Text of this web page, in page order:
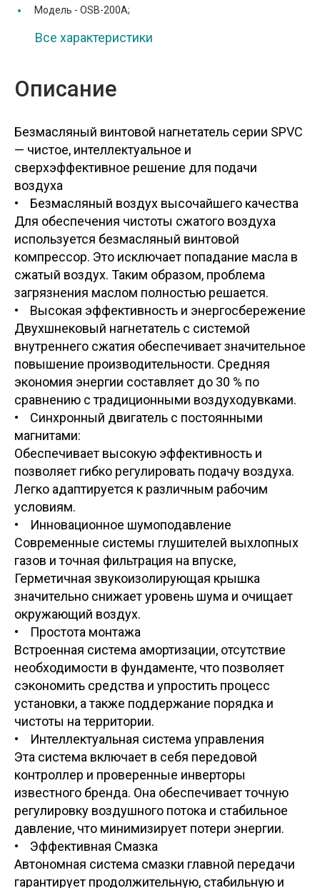
Модель - OSB-200A;
Все характеристики
Описание
Безмасляный винтовой нагнетатель серии SPVC
— чистое, интеллектуальное и
сверхэффективное решение для подачи
воздуха
• Безмасляный воздух высочайшего качества
Для обеспечения чистоты сжатого воздуха
используется безмасляный винтовой
компрессор. Это исключает попадание масла в
сжатый воздух. Таким образом, проблема
загрязнения маслом полностью решается.
• Высокая эффективность и энергосбережение
Двухшнековый нагнетатель с системой
внутреннего сжатия обеспечивает значительное
повышение производительности. Средняя
экономия энергии составляет до 30 % по
сравнению с традиционными воздуходувками.
• Синхронный двигатель с постоянными
магнитами:
Обеспечивает высокую эффективность и
позволяет гибко регулировать подачу воздуха.
Легко адаптируется к различным рабочим
условиям.
• Инновационное шумоподавление
Современные системы глушителей выхлопных
газов и точная фильтрация на впуске,
Герметичная звукоизолирующая крышка
значительно снижает уровень шума и очищает
окружающий воздух.
• Простота монтажа
Встроенная система амортизации, отсутствие
необходимости в фундаменте, что позволяет
сэкономить средства и упростить процесс
установки, а также поддержание порядка и
чистоты на территории.
• Интеллектуальная система управления
Эта система включает в себя передовой
контроллер и проверенные инверторы
известного бренда. Она обеспечивает точную
регулировку воздушного потока и стабильное
давление, что минимизирует потери энергии.
• Эффективная Смазка
Автономная система смазки главной передачи
гарантирует продолжительную, стабильную и